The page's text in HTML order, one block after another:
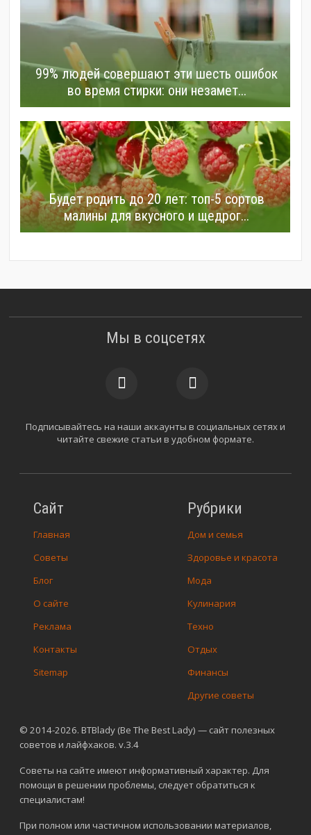
99% людей совершают эти шесть ошибок
во время стирки: они незамет...
Будет родить до 20 лет: топ-5 сортов
малины для вкусного и щедрог...
© 2014-2026. BTBlady (Be The Best Lady) — сайт полезных
советов и лайфхаков. v.3.4
Советы на сайте имеют информативный характер. Для
помощи в решении проблемы, следует обратиться к
специалистам!
При полном или частичном использовании материалов,
Сайт
Главная
Советы
Блог
О сайте
Реклама
Контакты
Sitemap
Рубрики
Дом и семья
Здоровье и красота
Мода
Кулинария
Техно
Отдых
Финансы
Другие советы
Мы в соцсетях
Подписывайтесь на наши аккаунты в социальных сетях и
читайте свежие статьи в удобном формате.